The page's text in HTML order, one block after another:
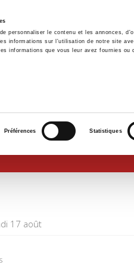
personnaliser le contenu et les annonces,
informations sur l'utilisation de notre site
informations que vous leur avez fournies
Préférences Statistiques
Accueil
17 août